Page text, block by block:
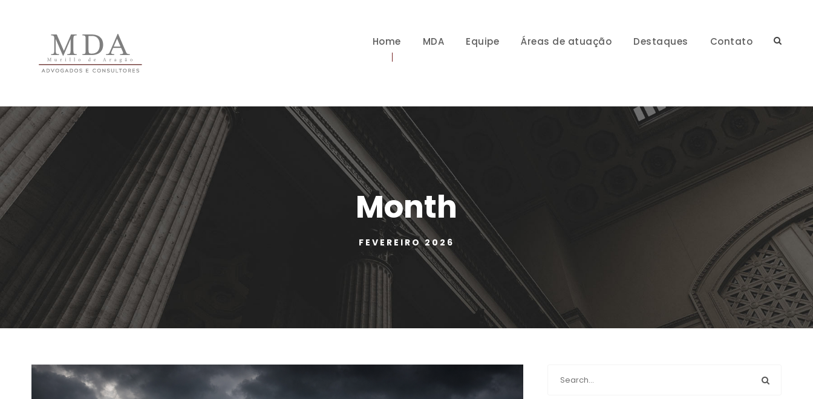
Home MDA Equipe Áreas de atuação Destaques Contato
Month
FEVEREIRO 2026